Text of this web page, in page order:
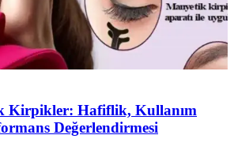
Kirpikler: Hafiflik, Kullanım
Değerlendirmesi